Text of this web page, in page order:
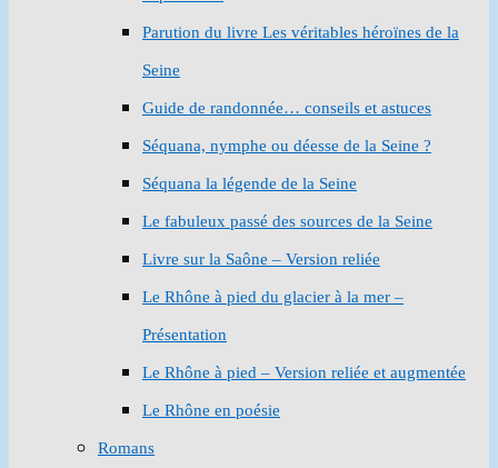
Parution du livre Les véritables héroïnes de la
Seine
Guide de randonnée… conseils et astuces
Séquana, nymphe ou déesse de la Seine ?
Séquana la légende de la Seine
Le fabuleux passé des sources de la Seine
Livre sur la Saône – Version reliée
Le Rhône à pied du glacier à la mer –
Présentation
Le Rhône à pied – Version reliée et augmentée
Le Rhône en poésie
Romans